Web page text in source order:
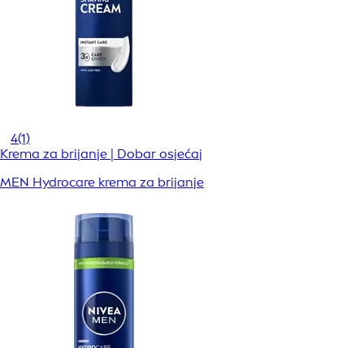
4(1)
Krema za brijanje | Dobar osjećaj
MEN Hydrocare krema za brijanje